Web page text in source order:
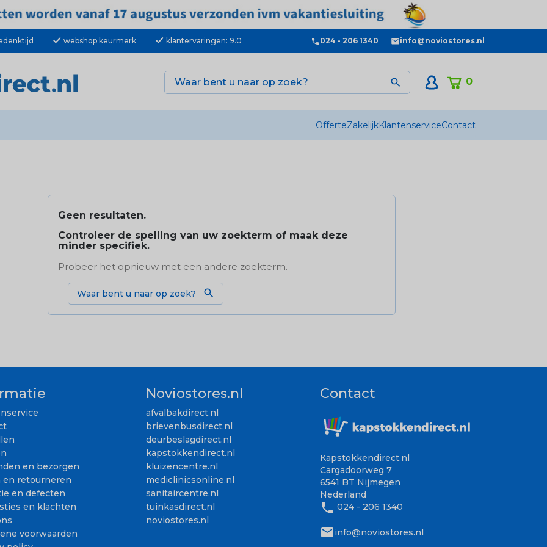
check webshop keurmerk check klantervaringen: 9.0 024 - 206 1340 info@noviostores.nl
0

OfferteZakelijkKlantenserviceContact
Geen resultaten.
Controleer de spelling van uw zoekterm of maak deze
minder specifiek.
Probeer het opnieuw met een andere zoekterm.

en bezorgen
en retourneren
en defecten
en klachten
voorwaarden
Noviostores.nl
afvalbakdirect.nl
brievenbusdirect.nl
deurbeslagdirect.nl
kapstokkendirect.nl
kluizencentre.nl
mediclinicsonline.nl
sanitaircentre.nl
tuinkasdirect.nl
noviostores.nl
Contact
Kapstokkendirect.nl
Cargadoorweg 7
6541 BT Nijmegen
Nederland
phone 024 - 206 1340
mailinfo@noviostores.nl